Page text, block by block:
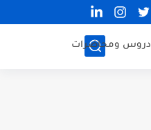
دروس ومحاضرات